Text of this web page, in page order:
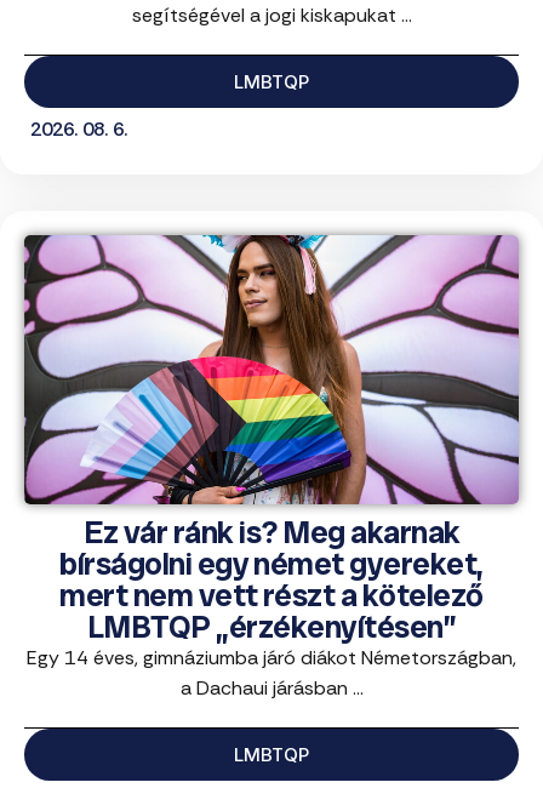
segítségével a jogi kiskapukat ...
LMBTQP
2026. 08. 6.
Ez vár ránk is? Meg akarnak
bírságolni egy német gyereket,
mert nem vett részt a kötelező
LMBTQP „érzékenyítésen”
Egy 14 éves, gimnáziumba járó diákot Németországban,
a Dachaui járásban ...
LMBTQP